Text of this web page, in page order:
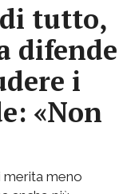
tutto,
difende
i
«Non
merita meno